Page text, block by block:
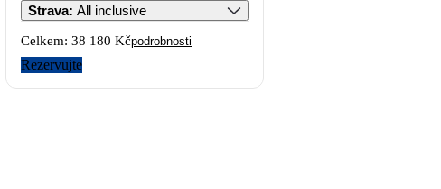
Strava: All inclusive
Celkem: 38 180 Kčpodrobnosti
Rezervujte